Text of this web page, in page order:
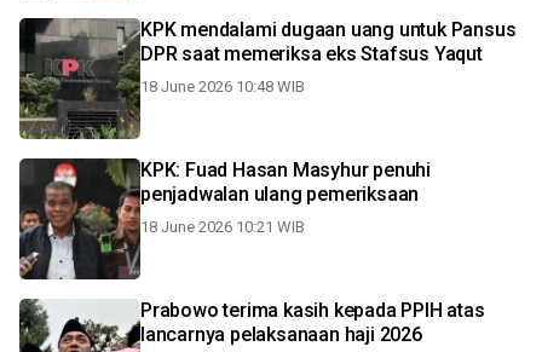
KPK mendalami dugaan uang untuk Pansus
DPR saat memeriksa eks Stafsus Yaqut
18 June 2026 10:48 WIB
KPK: Fuad Hasan Masyhur penuhi
penjadwalan ulang pemeriksaan
18 June 2026 10:21 WIB
Prabowo terima kasih kepada PPIH atas
lancarnya pelaksanaan haji 2026